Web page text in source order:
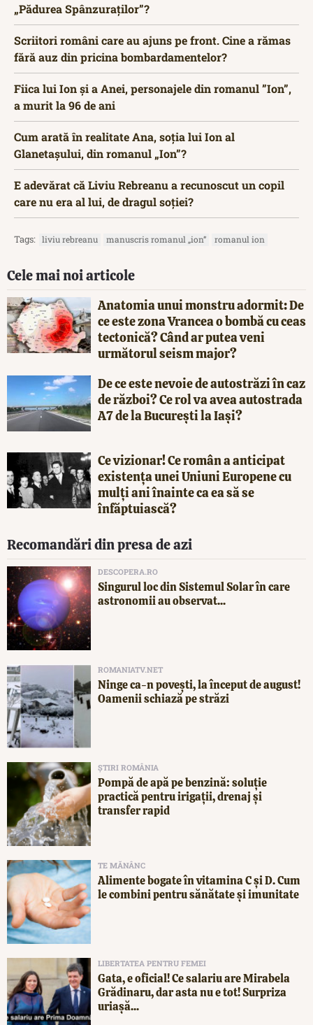
„Pădurea Spânzuraților”?
Scriitori români care au ajuns pe front. Cine a rămas
fără auz din pricina bombardamentelor?
Fiica lui Ion și a Anei, personajele din romanul ”Ion”,
a murit la 96 de ani
Cum arată în realitate Ana, soția lui Ion al
Glanetașului, din romanul „Ion”?
E adevărat că Liviu Rebreanu a recunoscut un copil
care nu era al lui, de dragul soției?
Tags: liviu rebreanu manuscris romanul „ion” romanul ion
Cele mai noi articole
Anatomia unui monstru adormit: De
ce este zona Vrancea o bombă cu ceas
tectonică? Când ar putea veni
următorul seism major?
De ce este nevoie de autostrăzi în caz
de război? Ce rol va avea autostrada
A7 de la București la Iași?
Ce vizionar! Ce român a anticipat
existența unei Uniuni Europene cu
mulți ani înainte ca ea să se
înfăptuiască?
Recomandări din presa de azi
DESCOPERA.RO
Singurul loc din Sistemul Solar în care
astronomii au observat...
ROMANIATV.NET
Ninge ca-n povești, la început de august!
Oamenii schiază pe străzi
ȘTIRI ROMÂNIA
Pompă de apă pe benzină: soluție
practică pentru irigații, drenaj și
transfer rapid
TE MĂNÂNC
Alimente bogate în vitamina C și D. Cum
le combini pentru sănătate și imunitate
LIBERTATEA PENTRU FEMEI
Gata, e oficial! Ce salariu are Mirabela
Grădinaru, dar asta nu e tot! Surpriza
uriașă...